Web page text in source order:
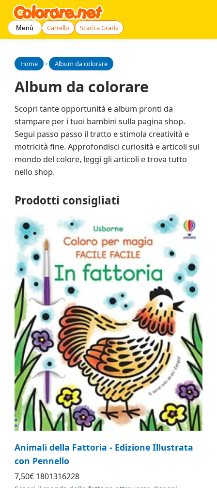
Menù Carrello Scarica Gratis
Home > Album da colorare
Album da colorare
Scopri tante opportunità e album pronti da
stampare per i tuoi bambini sulla pagina shop.
Segui passo passo il tratto e stimola creatività e
motricità fine. Approfondisci curiosità e articoli sul
mondo del colore, leggi gli articoli e trova tutto
nello shop.
Prodotti consigliati
Animali della Fattoria - Edizione Illustrata
con Pennello
7,50€ 1801316228